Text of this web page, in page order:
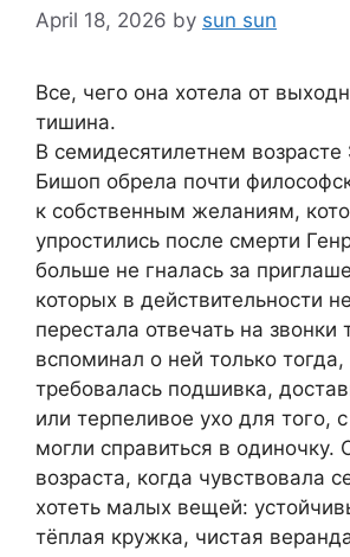
April 18, 2026 by sun sun
Все, чего она хотела от
тишина.
В семидесятилетнем возрасте
Бишоп обрела почти
к собственным желаниям,
упростились после смерти
больше не гналась за
которых в действительности
перестала отвечать на звонки
вспоминал о ней только
требовалась подшивка,
или терпеливое ухо для того,
могли справиться в одиночку.
возраста, когда чувствовала
хотеть малых вещей:
тёплая кружка, чистая